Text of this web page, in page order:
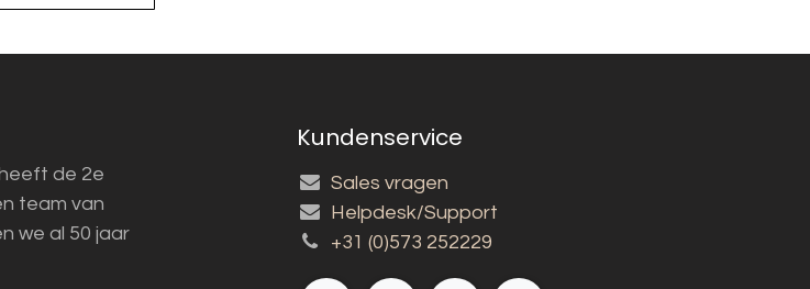
de 2e
team van
we al 50 jaar
Kundenservice
Sales vragen
Helpdesk/Support
+31 (0)573 252229